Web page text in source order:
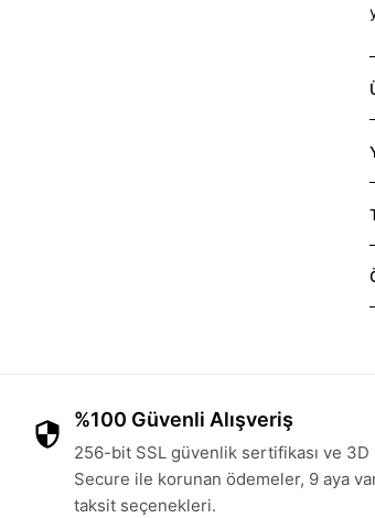
%100 Güvenli Alışveriş
256-bit SSL güvenlik sertifikası ve 3D
Secure ile korunan ödemeler, 9 aya
taksit seçenekleri.